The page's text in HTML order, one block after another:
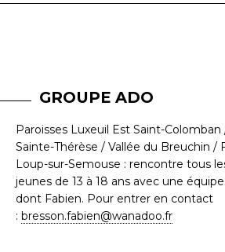
GROUPE ADO
Paroisses Luxeuil Est Saint-
Sainte-Thérèse / Vallée du Breuchin /
Loup-sur-Semouse : rencontre tous
jeunes de 13 à 18 ans avec une
dont Fabien. Pour entrer en contact
: bresson.fabien@wanadoo.fr